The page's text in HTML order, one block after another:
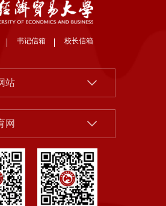
站
学
学
易大学
网
学院
书记信箱 校长信箱